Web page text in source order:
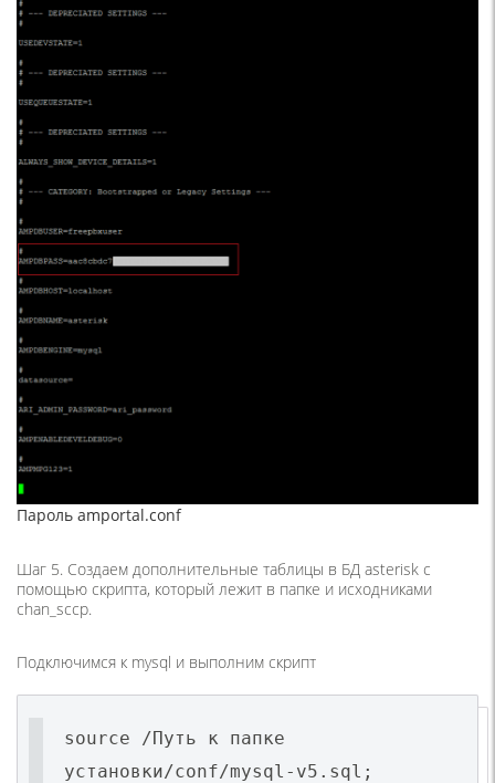
Пароль amportal.conf
Шаг 5. Создаем дополнительные таблицы в БД asterisk с
помощью скрипта, который лежит в папке и исходниками
chan_sccp.
Подключимся к mysql и выполним скрипт
source /Путь к папке
установки/conf/mysql-v5.sql;